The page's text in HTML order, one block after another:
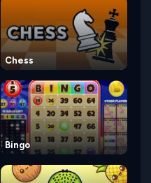
Chess
Bingo